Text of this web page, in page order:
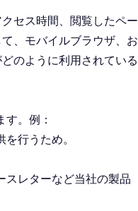
セス時間、閲覧したペー
、モバイルブラウザ、お
のように利用されている
。例：
行うため。
スレターなど当社の製品